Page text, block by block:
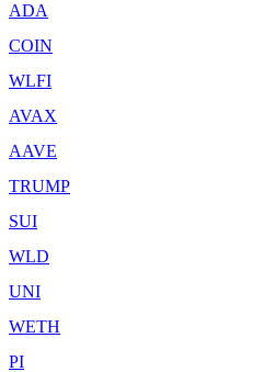
ADA
COIN
WLFI
AVAX
AAVE
TRUMP
SUI
WLD
UNI
WETH
PI